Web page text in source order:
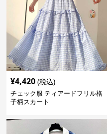
¥4,420 (税込)
チェック服 ティアードフリル格
子柄スカート